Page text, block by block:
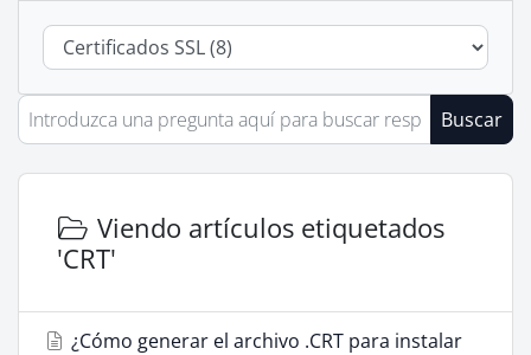
Buscar
Viendo artículos etiquetados
'CRT'
¿Cómo generar el archivo .CRT para instalar